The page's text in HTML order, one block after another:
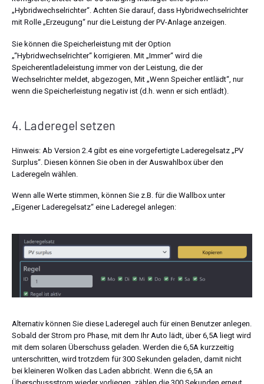
„Hybridwechselrichter“. Achten Sie darauf, dass Hybridwechselrichter
mit Rolle „Erzeugung“ nur die Leistung der PV-Anlage anzeigen.
Sie können die Speicherleistung mit der Option
„“Hybridwechselrichter“ korrigieren. Mit „Immer“ wird die
Speicherentladeleistung immer von der Leistung, die der
Wechselrichter meldet, abgezogen, Mit „Wenn Speicher entlädt“, nur
wenn die Speicherleistung negativ ist (d.h. wenn er sich entlädt).
4. Laderegel setzen
Hinweis: Ab Version 2.4 gibt es eine vorgefertigte Laderegelsatz „PV
Surplus“. Diesen können Sie oben in der Auswahlbox über den
Laderegeln wählen.
Wenn alle Werte stimmen, können Sie z.B. für die Wallbox unter
„Eigener Laderegelsatz“ eine Laderegel anlegen:
Alternativ können Sie diese Laderegel auch für einen Benutzer anlegen.
Sobald der Strom pro Phase, mit dem Ihr Auto lädt, über 6,5A liegt wird
mit dem solaren Überschuss geladen. Werden die 6,5A kurzzeitig
unterschritten, wird trotzdem für 300 Sekunden geladen, damit nicht
bei kleineren Wolken das Laden abbricht. Wenn die 6,5A an